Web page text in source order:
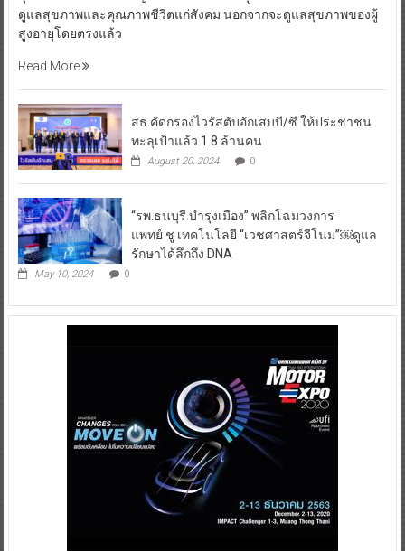
ดูแลสุขภาพและคุณภาพชีวิตแก่สังคม นอกจากจะดูแลสุขภาพของผู้
สูงอายุโดยตรงแล้ว
Read More
สธ.คัดกรองไวรัสตับอักเสบบี/ซี ให้ประชาชน
ทะลุเป้าแล้ว 1.8 ล้านคน
August 20, 2024 0
“รพ.ธนบุรี บำรุงเมือง” พลิกโฉมวงการ
แพทย์ ชู เทคโนโลยี “เวชศาสตร์จีโนม”￼ดูแล
รักษาได้ลึกถึง DNA
May 10, 2024 0